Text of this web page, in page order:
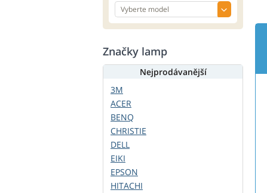
Značky lamp
Nejprodávanější
3M
ACER
BENQ
CHRISTIE
DELL
EIKI
EPSON
HITACHI